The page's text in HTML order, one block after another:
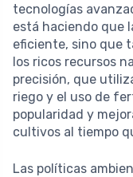
tecnologías
está haciendo que
eficiente, sino que
los ricos recursos
precisión, que
riego y el uso de
popularidad y
cultivos al tiempo
Las políticas